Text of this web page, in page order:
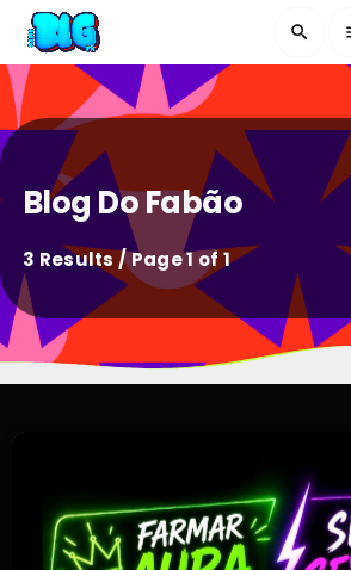
search
Blog Do Fabão
3 Results / Page 1 of 1